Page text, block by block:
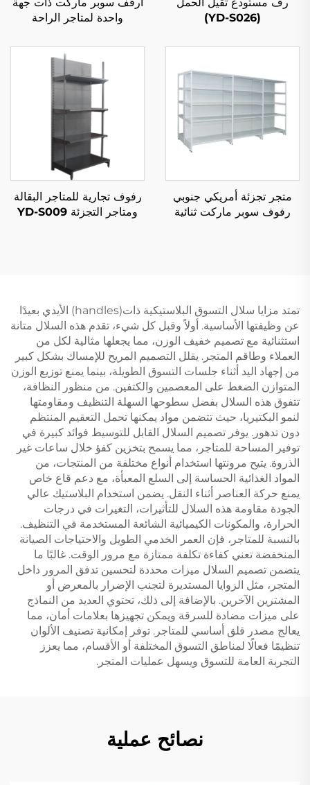
(YD-S026)
واحدة لمتاجر الراحة
متجر تجزئة أمريكي جنوبي
رفوف سوبر ماركت ثنائية
رفوف تجارية للمتاجر البقالة
ومتاجر التجزئة YD-S009
تمتد مزايا سلال التسوق البلاستيكية ذات(handles) الأيدي بعيدًا
عن وظيفتها الأساسية. أولاً وقبل كل شيء، تقدم هذه السلال متانة
استثنائية مع تصميم خفيف الوزن، مما يجعلها مثالية لكل من
العملاء وطاقم المتجر. يقلل التصميم المريح للإمساك بشكل كبير
من إجهاد اليد أثناء جلسات التسوق الطويلة، بينما يمنع توزيع الوزن
المتوازن الضغط على المعصمين والكتفين. من منظور النظافة،
تتفوق هذه السلال بفضل سطوحها السهلة التنظيف ومقاومتها
لنمو البكتيريا، حيث تتضمن مواد يمكنها تحمل التعقيم المنتظم
دون تدهور. يوفر تصميم السلال القابل للتوسيط فوائد كبيرة في
توفير المساحة للمتاجر، مما يسمح بتخزين كفؤ خلال ساعات غير
الذروة. يتيح مرونتها استخدام أنواع مختلفة من المنتجات، من
المواد الغذائية الحساسة إلى السلع المعبأة، مع دعم قاع خاص
يمنع حركة العناصر أثناء النقل. يضمن استخدام البلاستيك عالي
الجودة مقاومة هذه السلال للتأثيرات، التغيرات في درجات
الحرارة، والمكونات الكيميائية الشائعة المستخدمة في التنظيف.
بالنسبة للمتاجر، فإن العمر الخدمي الطويل والاحتياجات الصيانة
المنخفضة تعني كفاءة تكلفة ممتازة مع مرور الوقت. غالبًا ما
يتضمن تصميم السلال ميزات محددة لتحسين تدفق المرور داخل
المتجر، مثل الزوايا المستديرة لتجنب الإضرار بالمعرض أو
المشترين الآخرين. بالإضافة إلى ذلك، تحتوي العديد من النماذج
على ميزات مضادة للسرقة ويمكن تجهيزها بعلامات أمان، مما
يعالج مصدر قلق أساسي للمتاجر. توفر إمكانية تصنيف الألوان
تنظيمًا فعالًا لمناطق التسوق المختلفة أو الأقسام، مما يعزز
التجربة العامة للتسوق ويسهل عمليات المتجر.
نصائح عملية